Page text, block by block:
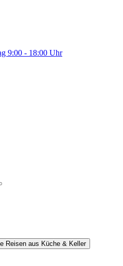
9:00 - 18:00 Uhr
Reisen aus Küche & Keller